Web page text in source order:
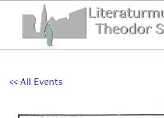
springen
<< All Events